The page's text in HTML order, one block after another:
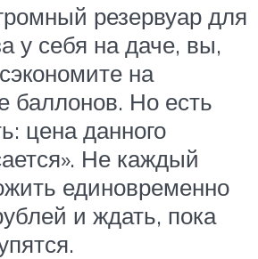
резервуар для
у себя на даче, вы,
на
баллонов. Но есть
цена данного
Не каждый
единовременно
и ждать, пока